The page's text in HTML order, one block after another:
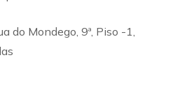
do Mondego, 9ª, Piso -1,